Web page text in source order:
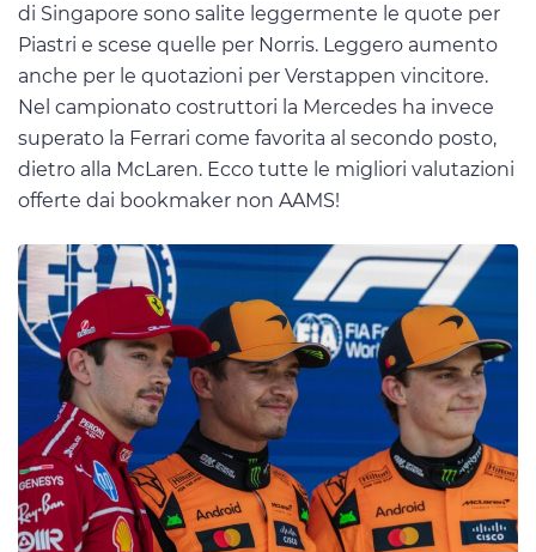
di Singapore sono salite leggermente le quote per
Piastri e scese quelle per Norris. Leggero aumento
anche per le quotazioni per Verstappen vincitore.
Nel campionato costruttori la Mercedes ha invece
superato la Ferrari come favorita al secondo posto,
dietro alla McLaren. Ecco tutte le migliori valutazioni
offerte dai bookmaker non AAMS!